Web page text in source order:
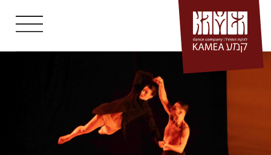
Skip
content